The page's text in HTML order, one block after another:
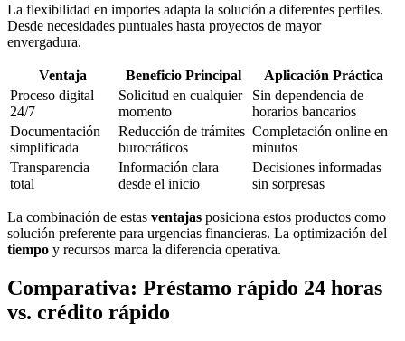
La flexibilidad en importes adapta la solución a diferentes perfiles.
Desde necesidades puntuales hasta proyectos de mayor
envergadura.
Ventaja Beneficio Principal
Aplicación Práctica
Proceso digital
24/7
Solicitud en cualquier
momento
Sin dependencia de
horarios bancarios
Documentación
simplificada
Reducción de trámites
burocráticos
Completación online en
minutos
Transparencia
total
Información clara
desde el inicio
Decisiones informadas
sin sorpresas
La combinación de estas ventajas posiciona estos productos como
solución preferente para urgencias financieras. La optimización del
tiempo y recursos marca la diferencia operativa.
Comparativa: Préstamo rápido 24 horas
vs. crédito rápido